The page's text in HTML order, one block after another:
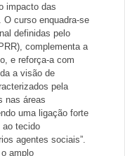
impacto das
. O curso enquadra-se
definidas pelo
, complementa a
e reforça-a com
a visão de
pela
nas áreas
o uma ligação forte
ao tecido
agentes sociais”.
amplo